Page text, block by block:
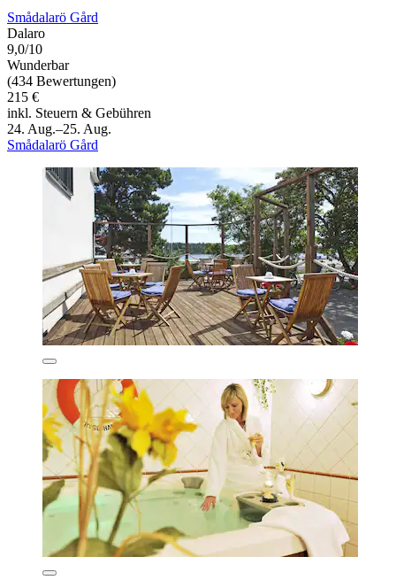
Smådalarö Gård
Dalaro
9,0/10
Wunderbar
(434 Bewertungen)
215 €
inkl. Steuern & Gebühren
24. Aug.–25. Aug.
Smådalarö Gård